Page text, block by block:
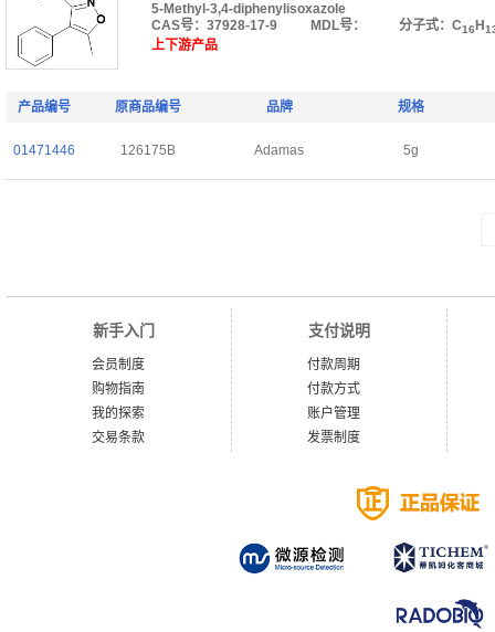
5-Methyl-3,4-diphenylisoxazole
CAS号：37928-17-9
MDL号： 分子式：C16 H
上下游产品
产品编号 原商品编号 品牌 规格
01471446 126175B Adamas 5g
新手入门
会员制度
购物指南
我的探索
交易条款
支付说明
付款周期
付款方式
账户管理
发票制度